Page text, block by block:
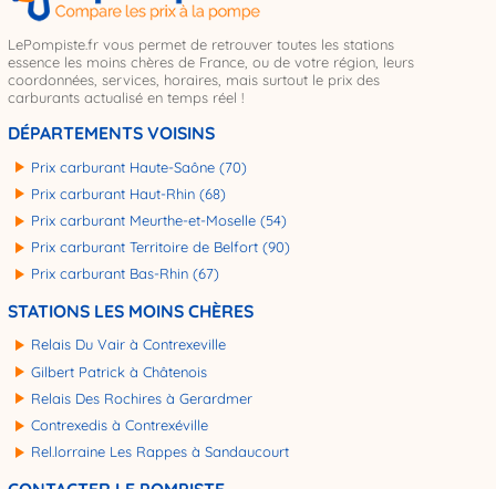
LePompiste.fr vous permet de retrouver toutes les stations
essence les moins chères de France, ou de votre région, leurs
coordonnées, services, horaires, mais surtout le prix des
carburants actualisé en temps réel !
DÉPARTEMENTS VOISINS
Prix carburant Haute-Saône (70)
Prix carburant Haut-Rhin (68)
Prix carburant Meurthe-et-Moselle (54)
Prix carburant Territoire de Belfort (90)
Prix carburant Bas-Rhin (67)
STATIONS LES MOINS CHÈRES
Relais Du Vair à Contrexeville
Gilbert Patrick à Châtenois
Relais Des Rochires à Gerardmer
Contrexedis à Contrexéville
Rel.lorraine Les Rappes à Sandaucourt